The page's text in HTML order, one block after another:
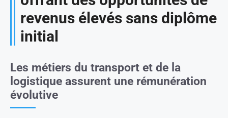
revenus élevés sans diplôme
initial
Les métiers du transport et de la
logistique assurent une rémunération
évolutive